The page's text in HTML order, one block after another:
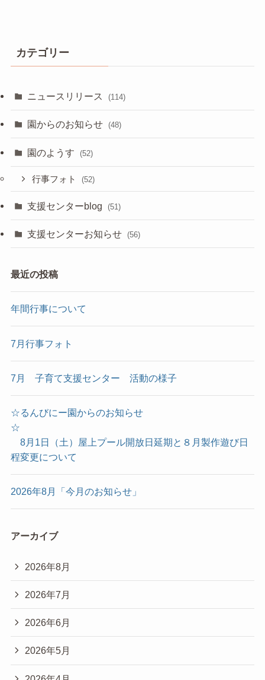
カテゴリー
ニュースリリース (114)
園からのお知らせ (48)
園のようす (52)
行事フォト (52)
支援センターblog (51)
支援センターお知らせ (56)
最近の投稿
年間行事について
7月行事フォト
7月 子育て支援センター 活動の様子
☆るんびにー園からのお知らせ
☆
8月1日（土）屋上プール開放日延期と８月製作遊び日
程変更について
2026年8月「今月のお知らせ」
アーカイブ
2026年8月
2026年7月
2026年6月
2026年5月